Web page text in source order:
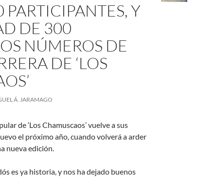
PARTICIPANTES, Y
DE 300
NÚMEROS DE
DE ‘LOS
Á. JARAMAGO
de ‘Los Chamuscaos’ vuelve a sus
el próximo año, cuando volverá a arder
nueva edición.
es ya historia, y nos ha dejado buenos